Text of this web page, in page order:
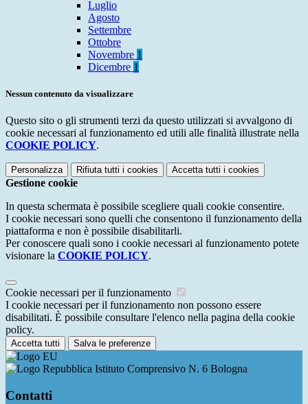
Luglio
Agosto
Settembre
Ottobre
Novembre 1
Dicembre 1
Nessun contenuto da visualizzare
Questo sito o gli strumenti terzi da questo utilizzati si avvalgono di
cookie necessari al funzionamento ed utili alle finalità illustrate nella
COOKIE POLICY.
Personalizza Rifiuta tutti i cookies Accetta tutti i cookies
Gestione cookie
In questa schermata è possibile scegliere quali cookie consentire.
I cookie necessari sono quelli che consentono il funzionamento della
piattaforma e non è possibile disabilitarli.
Per conoscere quali sono i cookie necessari al funzionamento potete
visionare la COOKIE POLICY.
Cookie necessari per il funzionamento
I cookie necessari per il funzionamento non possono essere
disabilitati. È possibile consultare l'elenco nella pagina della cookie
policy.
Accetta tutti Salva le preferenze
Istituto Comprensivo N. 6 Bologna
Contatti